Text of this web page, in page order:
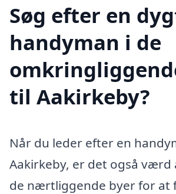
Søg efter en
handyman i de
til Aakirkeby?
Når du leder efter en
Aakirkeby, er det også værd
de nærtliggende byer for at